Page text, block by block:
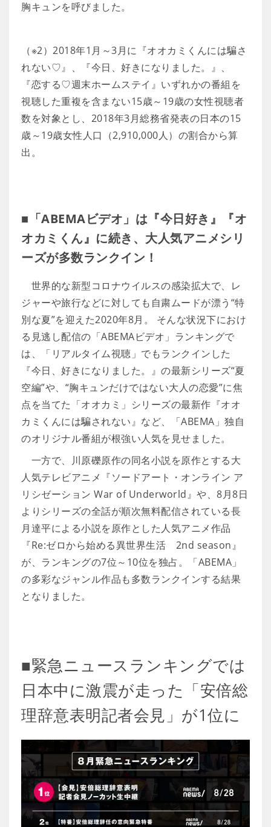
胸キュンを呼びました。
（※2）2018年1月～3月に『オオカミくんには騙さ
れない♡』、『今日、好きになりました。』、
『恋する♡週末ホームステイ』いずれかの番組を
視聴した重複を含まない15歳～19歳の女性視聴者
数を対象とし、2018年3月総務省発表の日本の15
歳～19歳女性人口（2,910,000人）の割合から算
出。
■「ABEMAビデオ」は『今日好き』『オ
オカミくん』に続き、大人気アニメシリ
ーズが多数ランクイン！
世界的な新型コロナウイルスの感染拡大で、レ
ジャーや旅行などに対しても自粛ムードが漂う“特
別な夏”を迎えた2020年8月。 そんな状況下におけ
る見逃し配信の「ABEMAビデオ」ランキングで
は、「リアルタイム視聴」でもランクインした
『今日、好きになりました。』の最新シリーズ“夏
空編”や、“胸キュンだけではない大人の恋愛”に焦
点を当てた「オオカミ」シリーズの最新作『オオ
カミくんには騙されない』など、「ABEMA」独自
のオリジナル番組が根強い人気を見せました。
一方で、川原礫原作の同名小説を原作とする大
人気テレビアニメ『ソードアート・オンライン ア
リシゼーション War of Underworld』や、8月8日
よりシリーズの全話が順次無料配信されている長
月達平による小説を原作とした人気アニメ作品
『Re:ゼロから始める異世界生活 2nd season』
が、ランキングの7位～10位を独占。「ABEMA」
の多彩なジャンル作品も多数ランクインする結果
となりました。
■緊急ニュースランキングでは
日本中に激震が走った「安倍総
理辞意表明記者会見」が1位に